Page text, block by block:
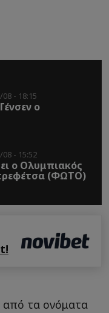
08 - 18:15
ο
08 - 15:52
ο Ολυμπιακός
(ΦΩΤΟ)
από τα ονόματα